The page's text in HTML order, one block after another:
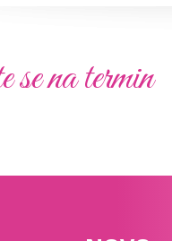
na termin